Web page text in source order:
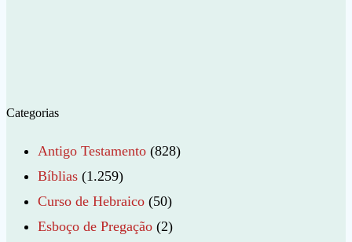
Categorias
Antigo Testamento (828)
Bíblias (1.259)
Curso de Hebraico (50)
Esboço de Pregação (2)